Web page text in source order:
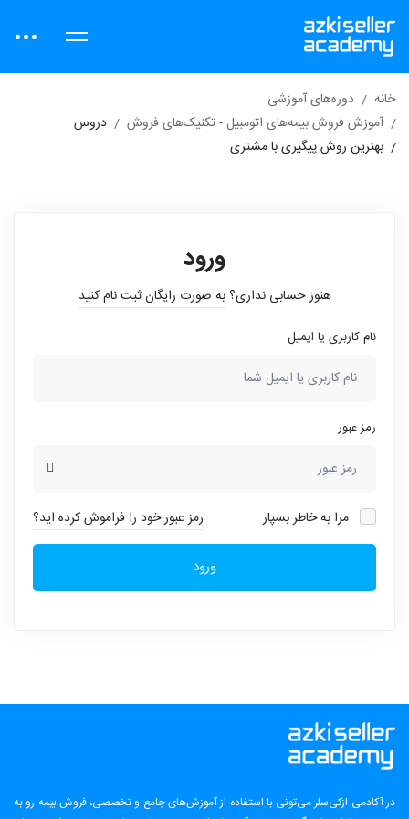
خانه
دوره‌های آموزشی
آموزش فروش بیمه‌های اتومبیل - تکنیک‌های فروش
دروس
بهترین روش پیگیری با مشتری
ورود
هنوز حسابی نداری؟به صورت رایگان ثبت نام کنید
نام کاربری یا ایمیل
رمز عبور
مرا به خاطر بسپار رمز عبور خود را فراموش کرده اید؟
ورود
در آکادمی ازکی‌سلر می‌تونی با استفاده از آموزش‌های جامع و تخصصی، فروش بیمه رو به